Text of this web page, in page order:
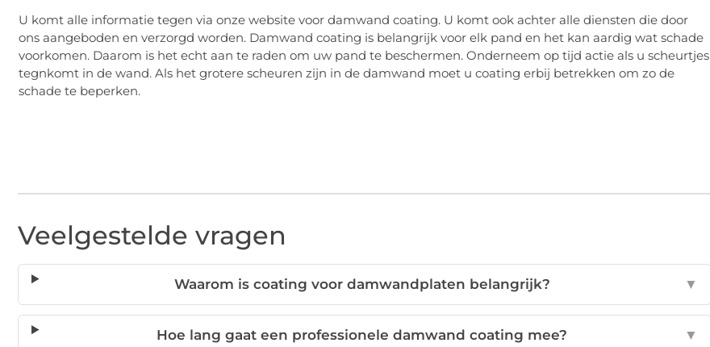
U komt alle informatie tegen via onze website voor damwand coating. U komt ook achter alle diensten die door
ons aangeboden en verzorgd worden. Damwand coating is belangrijk voor elk pand en het kan aardig wat schade
voorkomen. Daarom is het echt aan te raden om uw pand te beschermen. Onderneem op tijd actie als u scheurtjes
tegnkomt in de wand. Als het grotere scheuren zijn in de damwand moet u coating erbij betrekken om zo de
schade te beperken.
Veelgestelde vragen
Waarom is coating voor damwandplaten belangrijk? ▼
Hoe lang gaat een professionele damwand coating mee? ▼